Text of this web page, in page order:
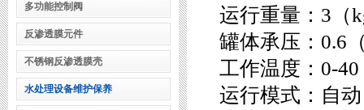
多功能控制阀
反渗透膜元件
不锈钢反渗透膜壳
水处理设备维护保养
运行重量：3（
罐体承压：0.6
工作温度：0-
运行模式：自动